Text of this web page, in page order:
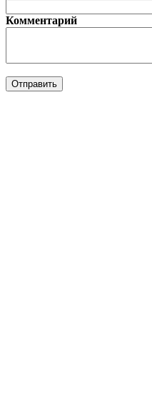
Комментарий